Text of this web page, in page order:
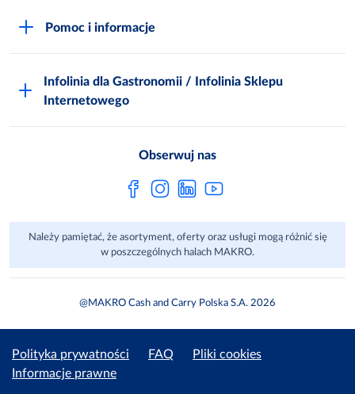
Zgłoś naruszenie
Inspektor Ochrony Danych
Metro AG
Sprawozdanie niefinansowe
Polskie Skarby Kulinarne
Zgody marketingowe
Pomoc i informacje
FAQ
Jak kupować w MAKRO Online
Regulaminy Klienta
Regulaminy akcji promocyjnych
Aplikacje mobilne
Infolinia dla Gastronomii / Infolinia Sklepu
Internetowego
Obserwuj nas
Należy pamiętać, że asortyment, oferty oraz usługi mogą różnić się
w poszczególnych halach MAKRO.
@MAKRO Cash and Carry Polska S.A. 2026
Polityka prywatności FAQ
Pliki cookies
Informacje prawne